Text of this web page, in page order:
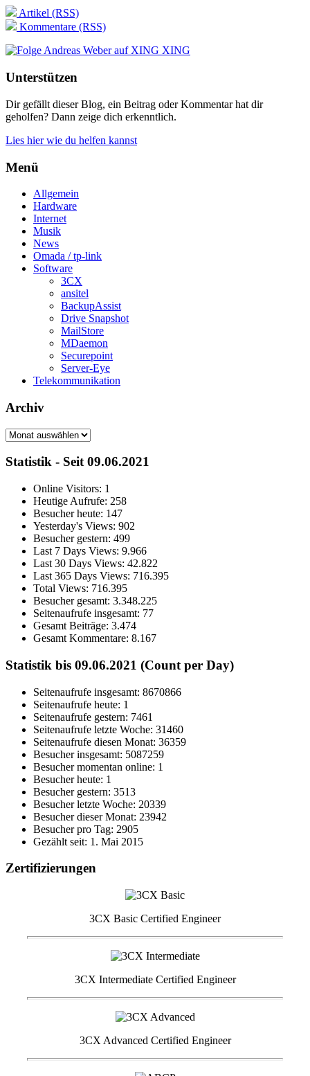
Artikel (RSS)
Kommentare (RSS)
XING
Unterstützen
Dir gefällt dieser Blog, ein Beitrag oder Kommentar hat dir
geholfen? Dann zeige dich erkenntlich.
Lies hier wie du helfen kannst
Menü
Allgemein
Hardware
Internet
Musik
News
Omada / tp-link
Software
3CX
ansitel
BackupAssist
Drive Snapshot
MailStore
MDaemon
Securepoint
Server-Eye
Telekommunikation
Archiv
Archiv
Statistik - Seit 09.06.2021
Online Visitors: 1
Heutige Aufrufe: 258
Besucher heute: 147
Yesterday's Views: 902
Besucher gestern: 499
Last 7 Days Views: 9.966
Last 30 Days Views: 42.822
Last 365 Days Views: 716.395
Total Views: 716.395
Besucher gesamt: 3.348.225
Seitenaufrufe insgesamt: 77
Gesamt Beiträge: 3.474
Gesamt Kommentare: 8.167
Statistik bis 09.06.2021 (Count per Day)
Seitenaufrufe insgesamt: 8670866
Seitenaufrufe heute: 1
Seitenaufrufe gestern: 7461
Seitenaufrufe letzte Woche: 31460
Seitenaufrufe diesen Monat: 36359
Besucher insgesamt: 5087259
Besucher momentan online: 1
Besucher heute: 1
Besucher gestern: 3513
Besucher letzte Woche: 20339
Besucher dieser Monat: 23942
Besucher pro Tag: 2905
Gezählt seit: 1. Mai 2015
Zertifizierungen
3CX Basic Certified Engineer
3CX Intermediate Certified Engineer
3CX Advanced Certified Engineer